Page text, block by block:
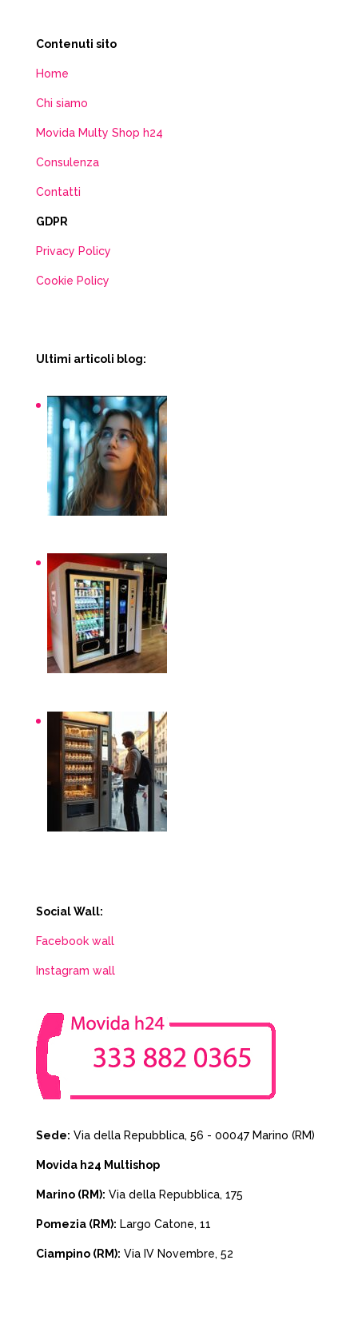
Contenuti sito
Home
Chi siamo
Movida Multy Shop h24
Consulenza
Contatti
GDPR
Privacy Policy
Cookie Policy
Ultimi articoli blog:
Social Wall:
Facebook wall
Instagram wall
Sede: Via della Repubblica, 56 - 00047 Marino (RM)
Movida h24 Multishop
Marino (RM): Via della Repubblica, 175
Pomezia (RM): Largo Catone, 11
Ciampino (RM): Via IV Novembre, 52